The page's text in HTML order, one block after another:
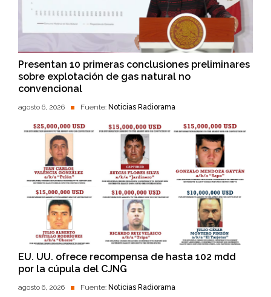
Presentan 10 primeras conclusiones preliminares
sobre explotación de gas natural no
convencional
agosto 6, 2026 Fuente: Noticias Radiorama
EU. UU. ofrece recompensa de hasta 102 mdd
por la cúpula del CJNG
agosto 6, 2026 Fuente: Noticias Radiorama